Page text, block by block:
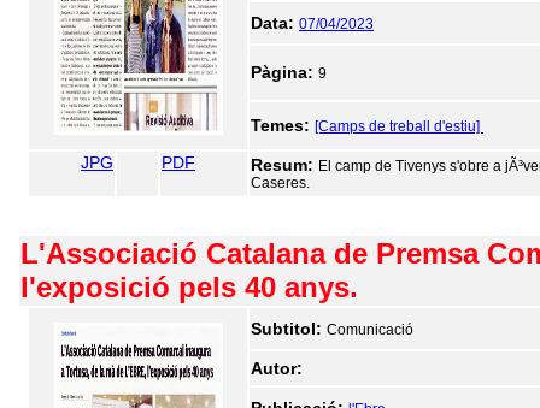
Data: 07/04/2023
Pàgina: 9
Temes: [Camps de treball d'estiu]
JPG PDF Resum: El camp de Tivenys s'obre a
Caseres.
L'Associació Catalana de Premsa
l'exposició pels 40 anys.
Subtitol: Comunicació
Autor: